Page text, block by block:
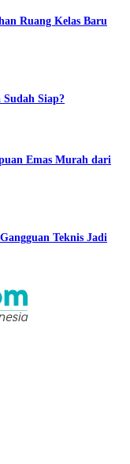
Ruang Kelas Baru
Siap?
Emas Murah dari
Teknis Jadi